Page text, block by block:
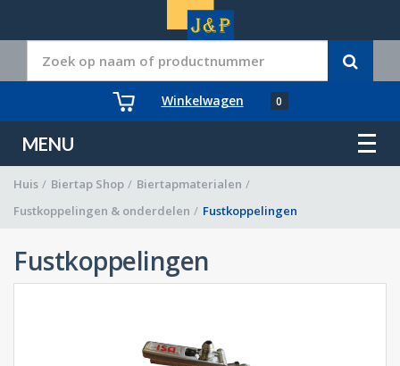
Winkelwagen 0
MENU
Huis / Biertap Shop / Biertapmaterialen /
Fustkoppelingen & onderdelen / Fustkoppelingen
Fustkoppelingen